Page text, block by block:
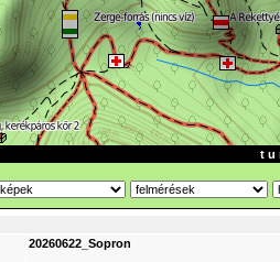
t u
20260622_Sopron